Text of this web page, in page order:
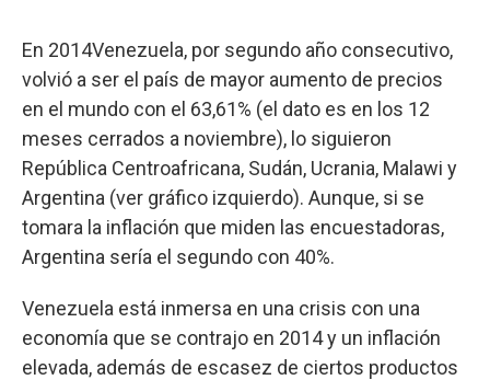
En 2014Venezuela, por segundo año consecutivo,
volvió a ser el país de mayor aumento de precios
en el mundo con el 63,61% (el dato es en los 12
meses cerrados a noviembre), lo siguieron
República Centroafricana, Sudán, Ucrania, Malawi y
Argentina (ver gráfico izquierdo). Aunque, si se
tomara la inflación que miden las encuestadoras,
Argentina sería el segundo con 40%.
Venezuela está inmersa en una crisis con una
economía que se contrajo en 2014 y un inflación
elevada, además de escasez de ciertos productos